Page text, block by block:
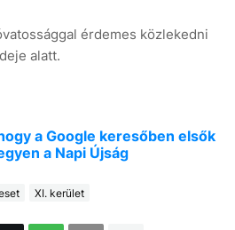
érdemes közlekedni
alatt.
a Google keresőben elsők
a Napi Újság
XI. kerület